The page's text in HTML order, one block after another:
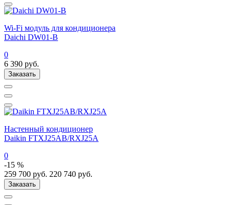
Wi-Fi модуль для кондиционера
Daichi DW01-B
0
6 390 руб.
Заказать
Настенный кондиционер
Daikin FTXJ25AB/RXJ25A
0
-15 %
259 700 руб. 220 740 руб.
Заказать